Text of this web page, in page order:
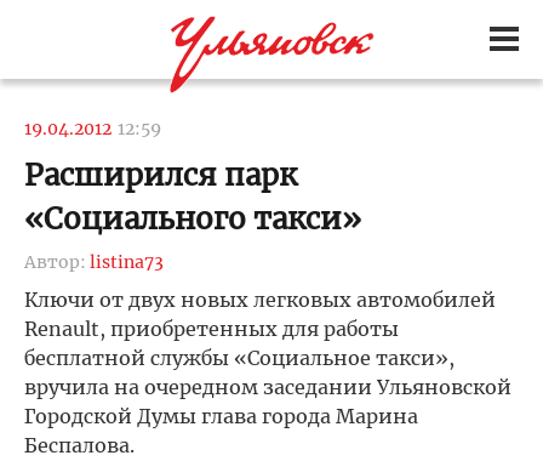
19.04.2012 12:59
Расширился парк
«Социального такси»
Автор: listina73
Ключи от двух новых легковых автомобилей
Renault, приобретенных для работы
бесплатной службы «Социальное такси»,
вручила на очередном заседании Ульяновской
Городской Думы глава города Марина
Беспалова.